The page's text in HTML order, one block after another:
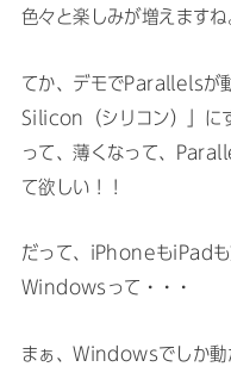
色々と楽しみが増えますね
てか、デモでParallelsが
Silicon（シリコン）」に
って、薄くなって、
て欲しい！！
だって、iPhoneもiPadも
Windowsって・・・
まぁ、Windowsでしか動